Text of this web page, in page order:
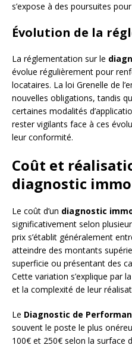
s’expose à des poursuites
Évolution de la
La réglementation sur le
évolue régulièrement pour
locataires. La loi Grenelle de
nouvelles obligations, tandis
certaines modalités
rester vigilants face à ces
leur conformité.
Coût et
diagnostic
Le coût d’un diagnostic
significativement selon
prix s’établit généralement
atteindre des montants
superficie ou présentant des
Cette variation s’explique par
et la complexité de leur
Le Diagnostic de
souvent le poste le plus
100€ et 250€ selon la surface